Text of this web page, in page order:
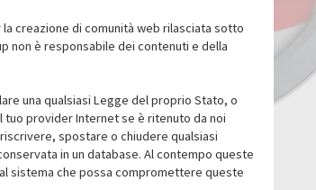
la creazione di comunità web rilasciata sotto
non è responsabile dei contenuti e della
una qualsiasi Legge del proprio Stato, o
tuo provider Internet se è ritenuto da noi
spostare o chiudere qualsiasi
in un database. Al contempo queste
sistema che possa compromettere queste